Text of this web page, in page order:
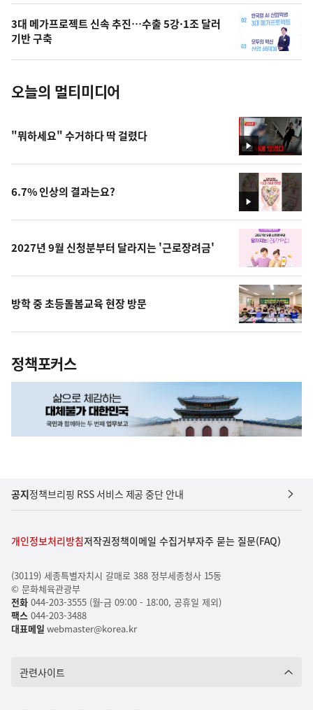
의
사
진
3대 메가프로젝트 신속 추진…수출 5강·1조 달러
기반 구축
오늘의 멀티미디어
영
상
"뭐하세요" 수거하다 딱 걸렸다
영
상
6.7% 인상의 결과는요?
2027년 9월 신청분부터 달라지는 '근로장려금'
방학 중 초등돌봄교육 현장 방문
정책포커스
공지정책브리핑 RSS 서비스 제공 중단 안내
개인정보처리방침저작권정책이메일 수집거부자주 묻는 질문(FAQ)
(30119) 세종특별자치시 갈매로 388 정부세종청사 15동
© 문화체육관광부
전화044-203-3555 (월-금 09:00 - 18:00, 공휴일 제외)
팩스044-203-3488
대표메일 webmaster@korea.kr
관련사이트